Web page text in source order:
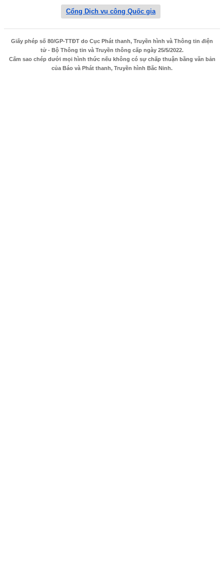
Cổng Dịch vụ công Quốc gia
Giấy phép số 80/GP-TTĐT do Cục Phát thanh, Truyền hình và Thông tin điện
tử - Bộ Thông tin và Truyền thông cấp ngày 25/5/2022.
Cấm sao chép dưới mọi hình thức nếu không có sự chấp thuận bằng văn bản
của Báo và Phát thanh, Truyền hình Bắc Ninh.